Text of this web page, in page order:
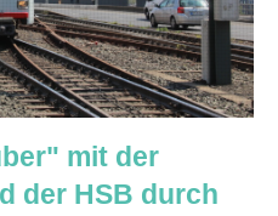
mit der
der HSB durch